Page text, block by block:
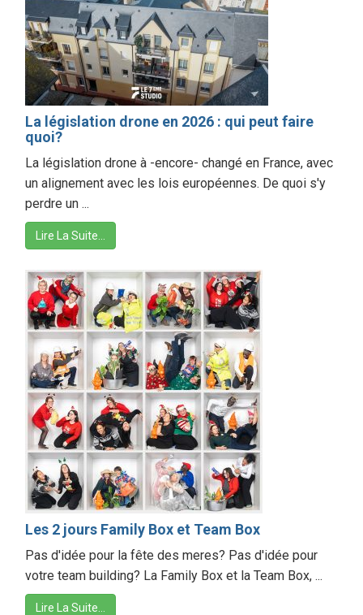
La législation drone en 2026 : qui peut faire
quoi?
La législation drone à -encore- changé en France, avec
un alignement avec les lois européennes. De quoi s'y
perdre un ...
Lire La Suite…
Les 2 jours Family Box et Team Box
Pas d'idée pour la fête des meres? Pas d'idée pour
votre team building? La Family Box et la Team Box, ...
Lire La Suite…